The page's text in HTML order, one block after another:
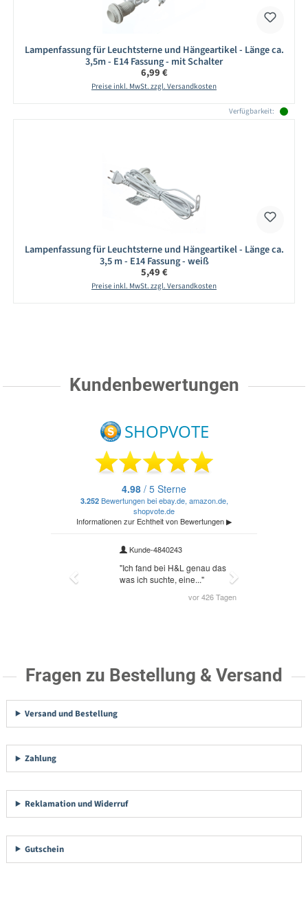
Lampenfassung für Leuchtsterne und Hängeartikel - Länge ca.
3,5m - E14 Fassung - mit Schalter
Regulärer Preis:
6,99 €
Preise inkl. MwSt. zzgl. Versandkosten
Verfügbarkeit:
Lampenfassung für Leuchtsterne und Hängeartikel - Länge ca.
3,5 m - E14 Fassung - weiß
Regulärer Preis:
5,49 €
Preise inkl. MwSt. zzgl. Versandkosten
Kundenbewertungen
Fragen zu Bestellung & Versand
Versand und Bestellung
Zahlung
Reklamation und Widerruf
Gutschein